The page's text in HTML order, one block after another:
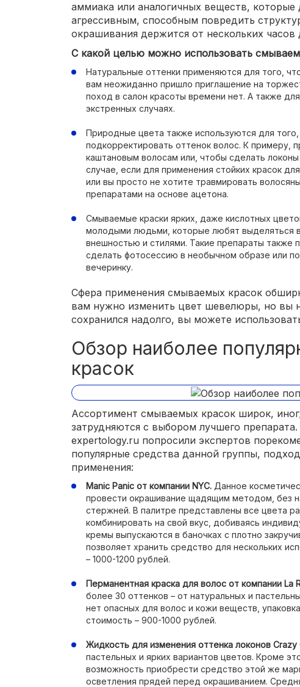
аммиака или аналогичных веществ, которые
агрессивным, способным повредить
окрашивания держится от нескольких часов
С какой целью можно использовать
Натуральные оттенки применяются для того,
вам неожиданно пришло приглашение на
поход в салон красоты времени нет. А также
экстренных случаях.
Природные цвета также используются для
подкорректировать оттенок волос. К примеру,
каштановым волосам или, чтобы сделать
случае, если для применения стойких красок
или вы просто не хотите травмировать
препаратами на основе ацетона.
Смываемые краски ярких, даже кислотных
молодыми людьми, которые любят выделяться
внешностью и стилями. Такие препараты также
сделать фотосессию в необычном образе или
вечеринку.
Сфера применения смываемых красок
вам нужно изменить цвет шевелюры, но вы
сохранился надолго, вы можете
Обзор наиболее
красок
Ассортимент смываемых красок широк,
затрудняются с выбором лучшего
expertology.ru попросили экспертов
популярные средства данной группы,
применения:
Manic Panic от компании NYC. Данное
провести окрашивание щадящим методом, без
стержней. В палитре представлены все цвета
комбинировать на свой вкус, добиваясь
кремы выпускаются в баночках с плотно
позволяет хранить средство для нескольких
– 1000-1200 рублей.
Перманентная краска для волос от компании La
более 30 оттенков – от натуральных и
нет опасных для волос и кожи веществ,
стоимость – 900-1000 рублей.
Жидкость для изменения оттенка локонов Crazy
пастельных и ярких вариантов цветов. Кроме
возможность приобрести средство этой же
осветления прядей перед окрашиванием.